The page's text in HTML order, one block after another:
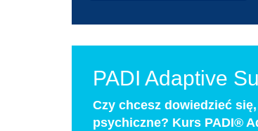
PADI Adaptive
Czy chcesz dowiedzieć
psychiczne? Kurs PADI®